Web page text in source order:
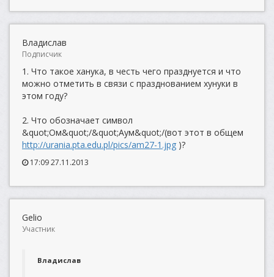
Владислав
Подписчик
1. Что такое ханука, в честь чего празднуется и что
можно отметить в связи с празднованием хунуки в
этом году?
2. Что обозначает символ
&quot;Ом&quot;/&quot;Аум&quot;/(вот этот в общем
http://urania.pta.edu.pl/pics/am27-1.jpg )?
17:09 27.11.2013
Gelio
Участник
Владислав